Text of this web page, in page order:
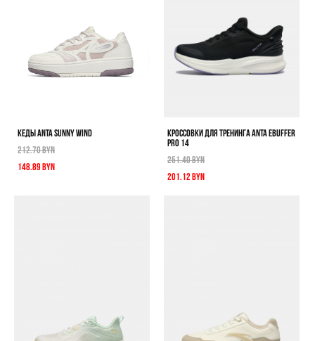
КЕДЫ ANTA SUNNY WIND
212.70 BYN
148.89 BYN
КРОССОВКИ ДЛЯ ТРЕНИНГА ANTA EBUFFER
PRO 14
251.40 BYN
201.12 BYN